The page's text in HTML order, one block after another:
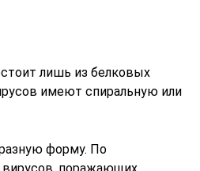
лишь из белковых
имеют спиральную или
форму. По